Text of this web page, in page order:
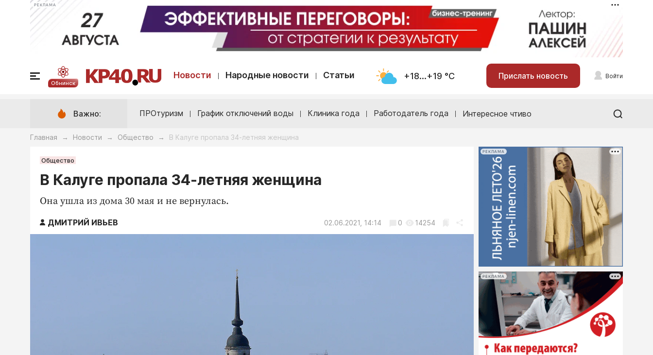
РЕКЛАМА
Обнинск
Новости Народные новости Статьи +18...+19 °С Прислать новость Войти
Важно: ПРОтуризм График отключений воды Клиника года Работодатель года Интересное чтиво
Главная → Новости → Общество → В Калуге пропала 34-летняя женщина
Общество
В Калуге пропала 34-летняя женщина
Она ушла из дома 30 мая и не вернулась.
ДМИТРИЙ ИВЬЕВ 02.06.2021, 14:14 0 14254
РЕКЛАМА
РЕКЛАМА